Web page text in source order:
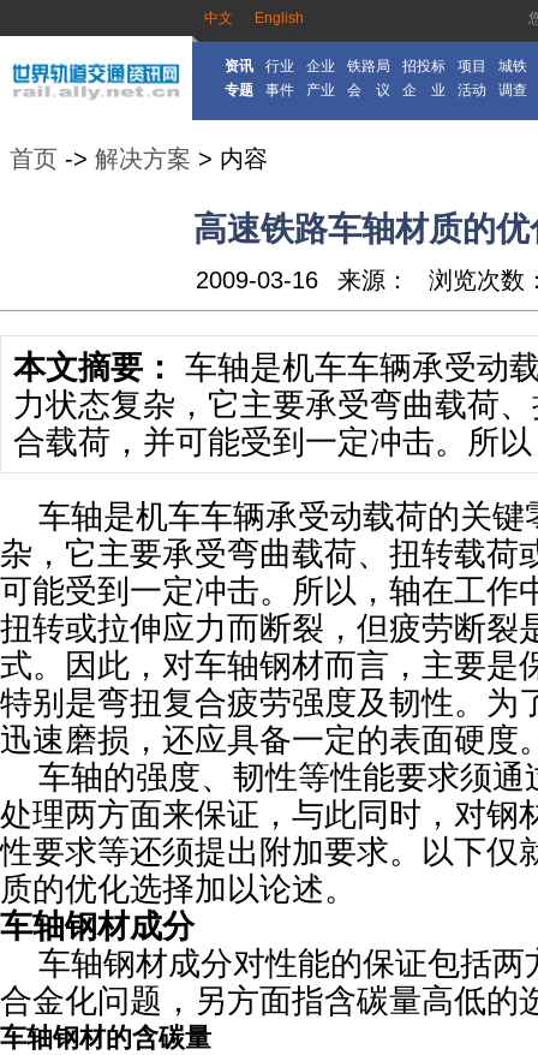
中文 English
资讯 行业 企业 铁路局 招投标 项目
城铁
专题
事件 产业 会 议 企 业 活动 调查
首页 -> 解决方案 > 内容
高速铁路车轴材质的
2009-03-16 来源： 浏览次数
本文摘要： 车轴是机车车辆承受动
力状态复杂，它主要承受弯曲载荷
合载荷，并可能受到一定冲击。所
车轴是机车车辆承受动载荷的关键
杂，它主要承受弯曲载荷、扭转载荷
可能受到一定冲击。所以，轴在工作
扭转或拉伸应力而断裂，但疲劳断裂
式。因此，对车轴钢材而言，主要是
特别是弯扭复合疲劳强度及韧性。为
迅速磨损，还应具备一定的表面硬度
车轴的强度、韧性等性能要求须通
处理两方面来保证，与此同时，对钢
性要求等还须提出附加要求。以下仅
质的优化选择加以论述。
车轴钢材成分
车轴钢材成分对性能的保证包括两
合金化问题，另方面指含碳量高低的
车轴钢材的含碳量